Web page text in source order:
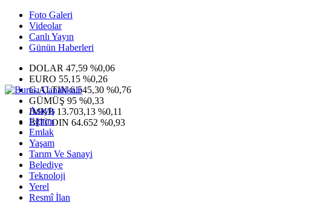
Foto Galeri
Videolar
Canlı Yayın
Günün Haberleri
DOLAR 47,59 %0,06
EURO 55,15 %0,26
G.ALTIN6.545,30 %0,76
GÜMÜŞ 95 %0,33
IMKB 13.703,13 %0,11
BITCOIN 64.652 %0,93
Asayiş
Eğitim
Emlak
Yaşam
Tarım Ve Sanayi
Belediye
Teknoloji
Yerel
Resmî İlan